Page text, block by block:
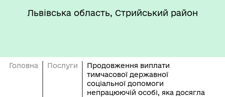
Львівська область, Стрийський район
Головна Послуги
Продовження виплати
тимчасової державної
соціальної допомоги
непрацюючій особі, яка досягла